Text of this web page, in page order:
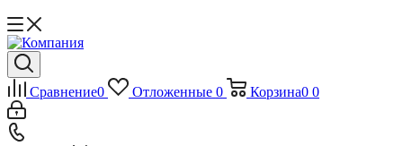
Сравнение0 Отложенные 0 Корзина0 0